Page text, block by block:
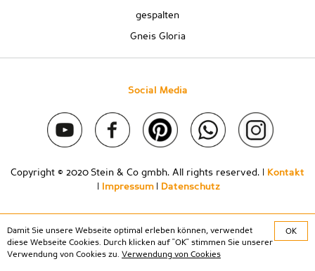
gespalten
Gneis Gloria
Social Media
Copyright © 2020 Stein & Co gmbh. All rights reserved. |
Kontakt
Impressum Datenschutz
Damit Sie unsere Webseite optimal erleben können, verwendet
diese Webseite Cookies. Durch klicken auf "OK" stimmen Sie unserer
Verwendung von Cookies zu. Verwendung von Cookies
OK